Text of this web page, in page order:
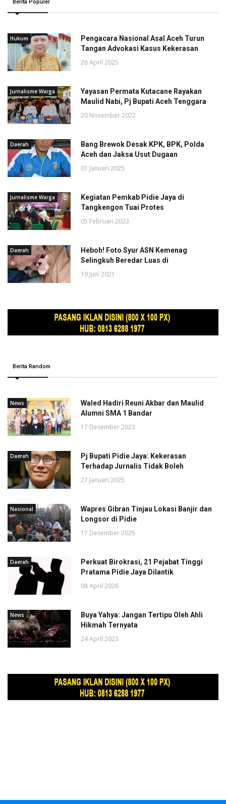
Berita Populer
Hukum
Pengacara Nasional Asal Aceh Turun
Tangan Advokasi Kasus Kekerasan
26 April 2025
Jurnalisme Warga
Yayasan Permata Kutacane Rayakan
Maulid Nabi, Pj Bupati Aceh Tenggara
20 November 2022
Daerah
Bang Brewok Desak KPK, BPK, Polda
Aceh dan Jaksa Usut Dugaan
01 Januari 2025
Jurnalisme Warga
Kegiatan Pemkab Pidie Jaya di
Tangkengon Tuai Protes
05 Februari 2023
Daerah
Heboh! Foto Syur ASN Kemenag
Selingkuh Beredar Luas di
19 Juni 2021
Berita Random
News
Waled Hadiri Reuni Akbar dan Maulid
Alumni SMA 1 Bandar
17 Desember 2023
Daerah
Pj Bupati Pidie Jaya: Kekerasan
Terhadap Jurnalis Tidak Boleh
27 Januari 2025
Nasional
Wapres Gibran Tinjau Lokasi Banjir dan
Longsor di Pidie
17 Desember 2025
Daerah
Perkuat Birokrasi, 21 Pejabat Tinggi
Pratama Pidie Jaya Dilantik
08 April 2026
News
Buya Yahya: Jangan Tertipu Oleh Ahli
Hikmah Ternyata
24 April 2023